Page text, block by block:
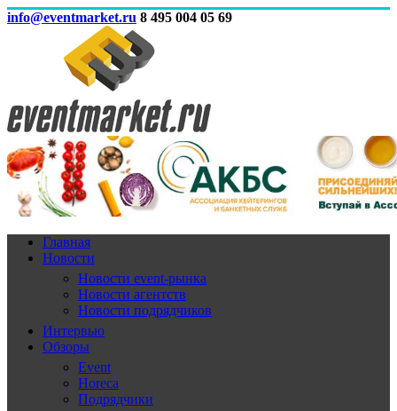
info@eventmarket.ru 8 495 004 05 69
Главная
Новости
Новости event-рынка
Новости агентств
Новости подрядчиков
Интервью
Обзоры
Event
Horeca
Подрядчики